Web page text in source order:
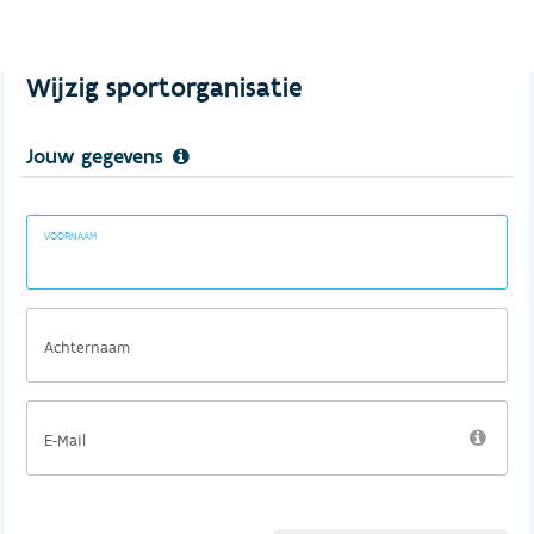
Wijzig sportorganisatie
Jouw gegevens
VOORNAAM
Achternaam
E-Mail